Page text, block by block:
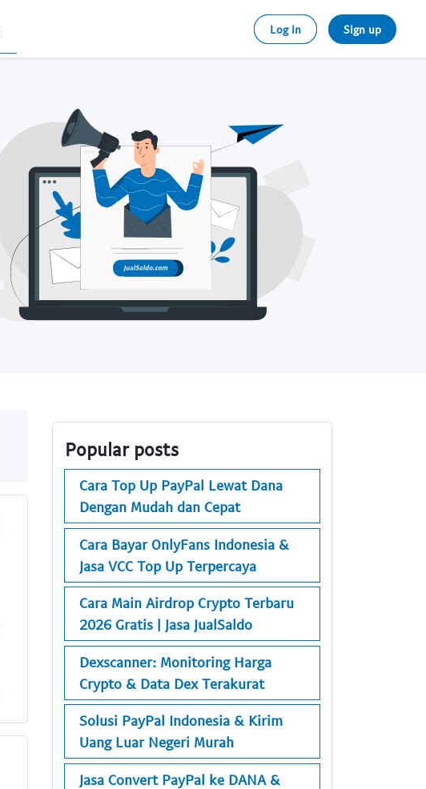
Log in Sign up
Popular posts
Cara Top Up PayPal Lewat Dana
Dengan Mudah dan Cepat
Cara Bayar OnlyFans Indonesia &
Jasa VCC Top Up Terpercaya
Cara Main Airdrop Crypto Terbaru
2026 Gratis | Jasa JualSaldo
Dexscanner: Monitoring Harga
Crypto & Data Dex Terakurat
Solusi PayPal Indonesia & Kirim
Uang Luar Negeri Murah
Jasa Convert PayPal ke DANA &